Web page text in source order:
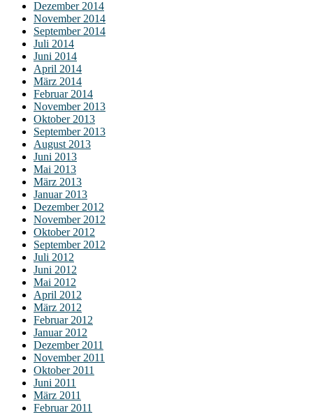
Dezember 2014
November 2014
September 2014
Juli 2014
Juni 2014
April 2014
März 2014
Februar 2014
November 2013
Oktober 2013
September 2013
August 2013
Juni 2013
Mai 2013
März 2013
Januar 2013
Dezember 2012
November 2012
Oktober 2012
September 2012
Juli 2012
Juni 2012
Mai 2012
April 2012
März 2012
Februar 2012
Januar 2012
Dezember 2011
November 2011
Oktober 2011
Juni 2011
März 2011
Februar 2011